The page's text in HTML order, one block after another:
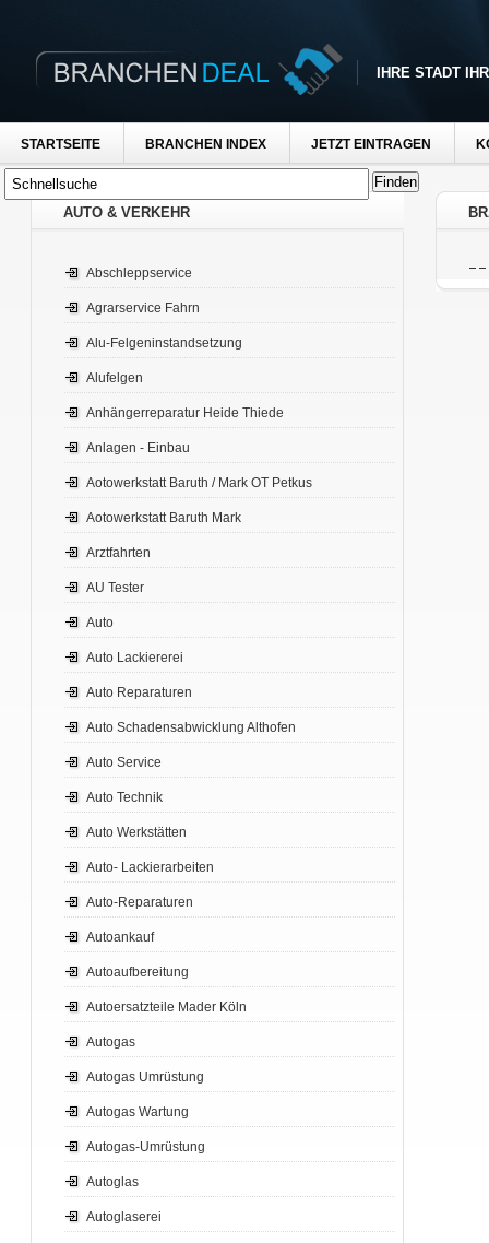
IHRE STADT
STARTSEITE BRANCHEN INDEX JETZT EINTRAGEN
AUTO & VERKEHR
Abschleppservice
Agrarservice Fahrn
Alu-Felgeninstandsetzung
Alufelgen
Anhängerreparatur Heide Thiede
Anlagen - Einbau
Aotowerkstatt Baruth / Mark OT Petkus
Aotowerkstatt Baruth Mark
Arztfahrten
AU Tester
Auto
Auto Lackiererei
Auto Reparaturen
Auto Schadensabwicklung Althofen
Auto Service
Auto Technik
Auto Werkstätten
Auto- Lackierarbeiten
Auto-Reparaturen
Autoankauf
Autoaufbereitung
Autoersatzteile Mader Köln
Autogas
Autogas Umrüstung
Autogas Wartung
Autogas-Umrüstung
Autoglas
Autoglaserei